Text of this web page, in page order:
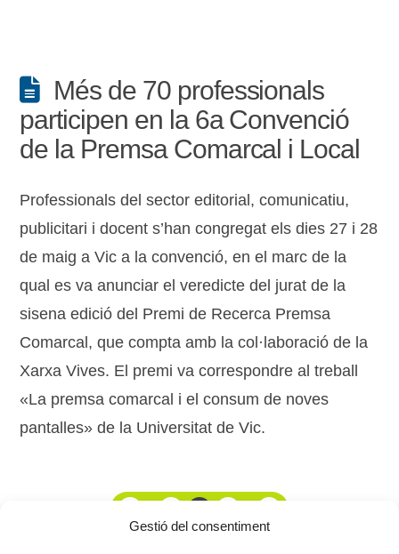
Gestió del consentiment
Més de 70 professionals
participen en la 6a Convenció
de la Premsa Comarcal i Local
Professionals del sector editorial, comunicatiu,
publicitari i docent s’han congregat els dies 27 i 28
de maig a Vic a la convenció, en el marc de la
qual es va anunciar el veredicte del jurat de la
sisena edició del Premi de Recerca Premsa
Comarcal, que compta amb la col·laboració de la
Xarxa Vives. El premi va correspondre al treball
«La premsa comarcal i el consum de noves
pantalles» de la Universitat de Vic.